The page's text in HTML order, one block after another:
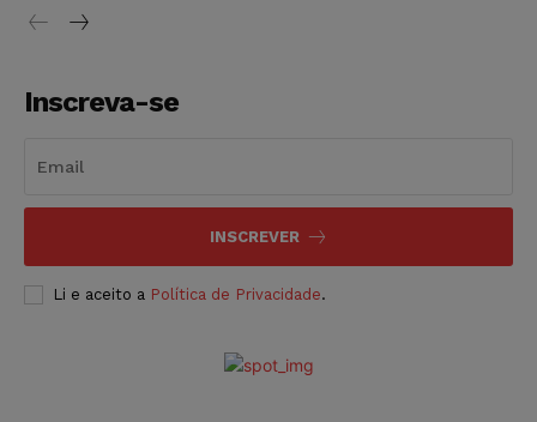
Inscreva-se
INSCREVER
Li e aceito a Política de Privacidade.